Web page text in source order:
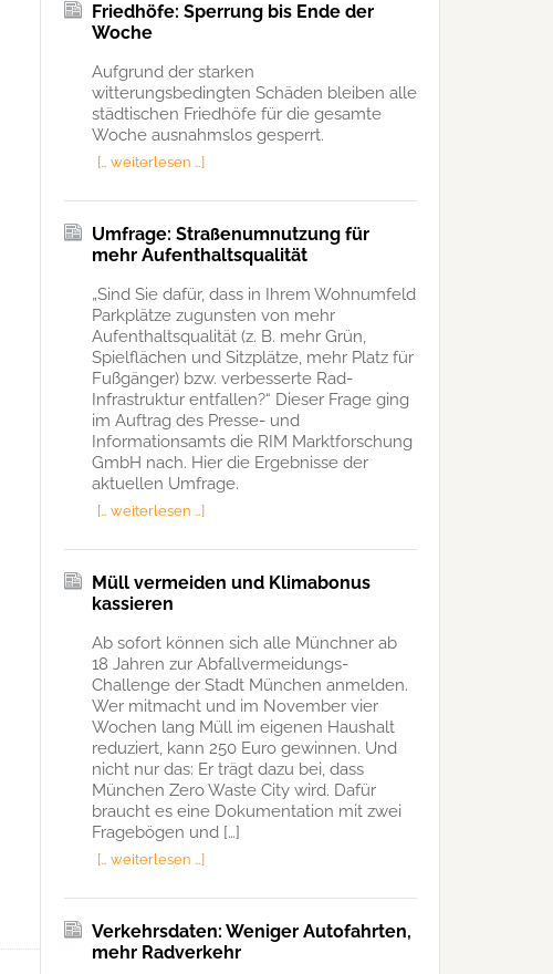
Friedhöfe: Sperrung bis Ende der
Woche
Aufgrund der starken
witterungsbedingten Schäden bleiben alle
städtischen Friedhöfe für die gesamte
Woche ausnahmslos gesperrt.
[… weiterlesen …]
Umfrage: Straßenumnutzung für
mehr Aufenthaltsqualität
„Sind Sie dafür, dass in Ihrem Wohnumfeld
Parkplätze zugunsten von mehr
Aufenthaltsqualität (z. B. mehr Grün,
Spielflächen und Sitzplätze, mehr Platz für
Fußgänger) bzw. verbesserte Rad-
Infrastruktur entfallen?“ Dieser Frage ging
im Auftrag des Presse- und
Informationsamts die RIM Marktforschung
GmbH nach. Hier die Ergebnisse der
aktuellen Umfrage.
[… weiterlesen …]
Müll vermeiden und Klimabonus
kassieren
Ab sofort können sich alle Münchner ab
18 Jahren zur Abfallvermeidungs-
Challenge der Stadt München anmelden.
Wer mitmacht und im November vier
Wochen lang Müll im eigenen Haushalt
reduziert, kann 250 Euro gewinnen. Und
nicht nur das: Er trägt dazu bei, dass
München Zero Waste City wird. Dafür
braucht es eine Dokumentation mit zwei
Fragebögen und […]
[… weiterlesen …]
Verkehrsdaten: Weniger Autofahrten,
mehr Radverkehr